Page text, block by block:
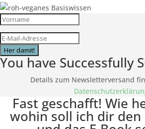
Her damit!
You have Successfully
Details zum Newsletterversand
Fast geschafft! Wie
wohin soll ich dir